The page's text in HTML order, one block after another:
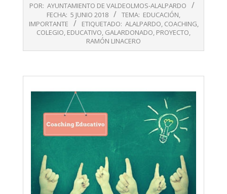
06-
05
POR: AYUNTAMIENTO DE VALDEOLMOS-ALALPARDO
FECHA: 5 JUNIO 2018 TEMA: EDUCACIÓN
IMPORTANTE
ETIQUETADO: ALALPARDO COACHING
COLEGIO EDUCATIVO GALARDONADO PROYECTO
RAMÓN LINACERO